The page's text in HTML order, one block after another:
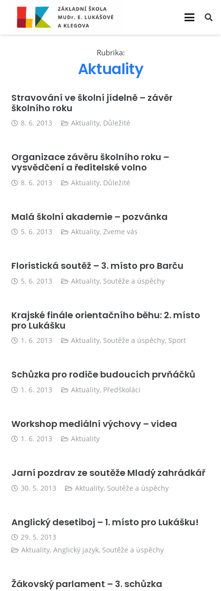
Rubrika:
Aktuality
Stravování ve školní jídelně – závěr
školního roku
8. 6. 2013 Aktuality, Důležité
Organizace závěru školního roku –
vysvědčení a ředitelské volno
8. 6. 2013 Aktuality, Důležité
Malá školní akademie – pozvánka
5. 6. 2013 Aktuality,Zveme vás
Floristická soutěž – 3. místo pro Barču
5. 6. 2013 Aktuality, Soutěže a úspěchy
Krajské finále orientačního běhu: 2. místo
pro Lukášku
1. 6. 2013 Aktuality, Soutěže a úspěchy, Sport
Schůzka pro rodiče budoucích prvňáčků
1. 6. 2013 Aktuality, Předškoláci
Workshop mediální výchovy – videa
1. 6. 2013 Aktuality
Jarní pozdrav ze soutěže Mladý zahrádkář
30. 5. 2013 Aktuality, Soutěže a úspěchy
Anglický desetiboj – 1. místo pro Lukášku!
29. 5. 2013
Aktuality, Anglický jazyk, Soutěže a úspěchy
Žákovský parlament – 3. schůzka